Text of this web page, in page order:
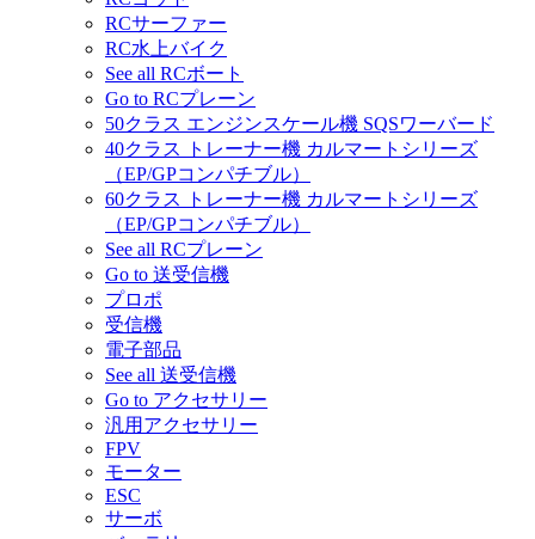
RCサーファー
RC水上バイク
See all RCボート
Go to RCプレーン
50クラス エンジンスケール機 SQSワーバード
40クラス トレーナー機 カルマートシリーズ
（EP/GPコンパチブル）
60クラス トレーナー機 カルマートシリーズ
（EP/GPコンパチブル）
See all RCプレーン
Go to 送受信機
プロポ
受信機
電子部品
See all 送受信機
Go to アクセサリー
汎用アクセサリー
FPV
モーター
ESC
サーボ